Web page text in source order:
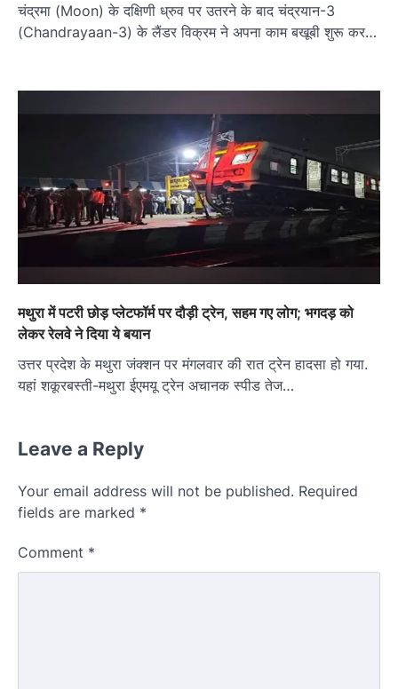
चंद्रमा (Moon) के दक्षिणी ध्रुव पर उतरने के बाद चंद्रयान-3
(Chandrayaan-3) के लैंडर विक्रम ने अपना काम बखूबी शुरू कर…
मथुरा में पटरी छोड़ प्लेटफॉर्म पर दौड़ी ट्रेन, सहम गए लोग; भगदड़ को
लेकर रेलवे ने दिया ये बयान
उत्तर प्रदेश के मथुरा जंक्शन पर मंगलवार की रात ट्रेन हादसा हो गया.
यहां शकूरबस्ती-मथुरा ईएमयू ट्रेन अचानक स्पीड तेज…
Leave a Reply
Your email address will not be published. Required
fields are marked *
Comment *